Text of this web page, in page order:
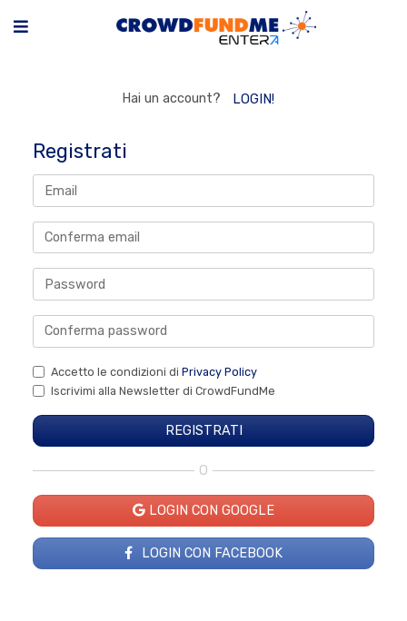
Hai un account? LOGIN!
Registrati
Accetto le condizioni di Privacy Policy
Iscrivimi alla Newsletter di CrowdFundMe
O
LOGIN CON GOOGLE
LOGIN CON FACEBOOK